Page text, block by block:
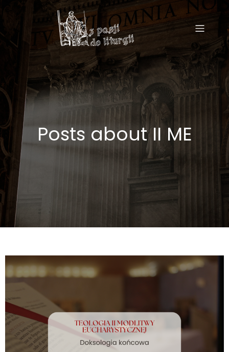
Posts about II ME